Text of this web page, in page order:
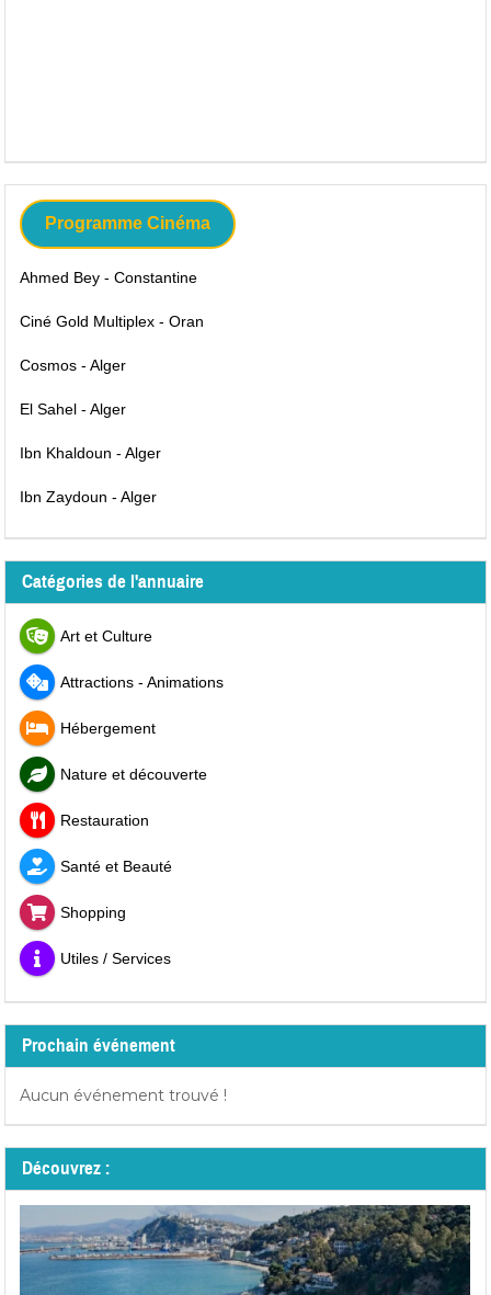
Programme Cinéma
Ahmed Bey - Constantine
Ciné Gold Multiplex - Oran
Cosmos - Alger
El Sahel - Alger
Ibn Khaldoun - Alger
Ibn Zaydoun - Alger
Catégories de l'annuaire
Art et Culture
Attractions - Animations
Hébergement
Nature et découverte
Restauration
Santé et Beauté
Shopping
Utiles / Services
Prochain événement
Aucun événement trouvé !
Découvrez :